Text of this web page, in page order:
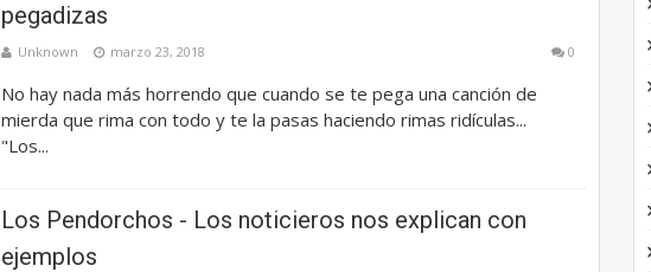
pegadizas
Unknown marzo 23, 2018 0
No hay nada más horrendo que cuando se te pega una canción de
mierda que rima con todo y te la pasas haciendo rimas ridículas...
"Los...
Los Pendorchos - Los noticieros nos explican con
ejemplos